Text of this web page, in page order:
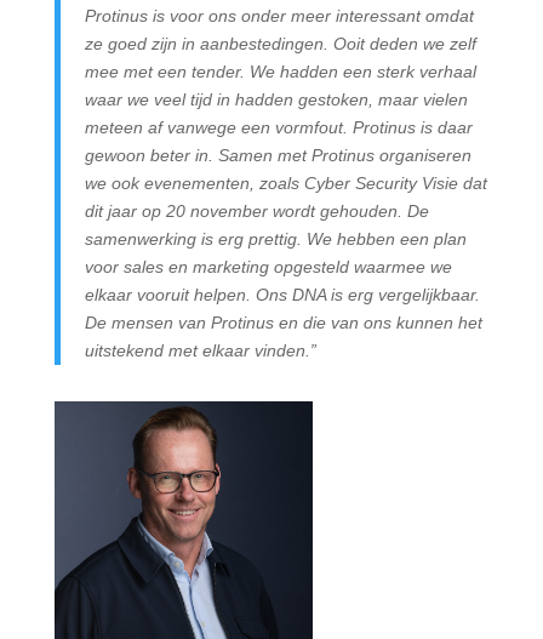
Protinus is voor ons onder meer interessant omdat
ze goed zijn in aanbestedingen. Ooit deden we zelf
mee met een tender. We hadden een sterk verhaal
waar we veel tijd in hadden gestoken, maar vielen
meteen af vanwege een vormfout. Protinus is daar
gewoon beter in. Samen met Protinus organiseren
we ook evenementen, zoals Cyber Security Visie dat
dit jaar op 20 november wordt gehouden. De
samenwerking is erg prettig. We hebben een plan
voor sales en marketing opgesteld waarmee we
elkaar vooruit helpen. Ons DNA is erg vergelijkbaar.
De mensen van Protinus en die van ons kunnen het
uitstekend met elkaar vinden.”